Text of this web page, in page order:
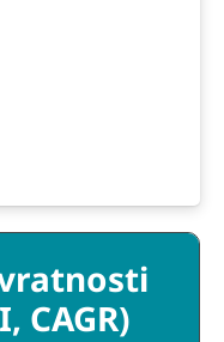
CAGR)